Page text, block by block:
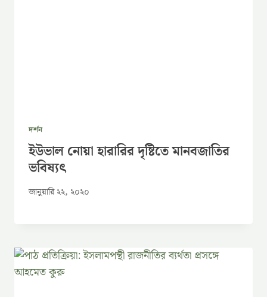
দর্শন
ইউভাল নোয়া হারারির দৃষ্টিতে মানবজাতির
ভবিষ্যৎ
জানুয়ারি ২২, ২০২০